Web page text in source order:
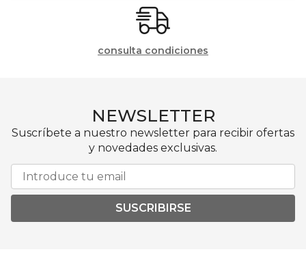
consulta condiciones
NEWSLETTER
Suscríbete a nuestro newsletter para recibir ofertas
y novedades exclusivas.
SUSCRIBIRSE